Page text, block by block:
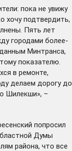
пока не увижу
хочу подтвердить,
Пять лет
городами более-
Минтранса,
показателю.
в ремонте,
делаем дорогу до
Шилекши», –
попросил
Думы
района, что все